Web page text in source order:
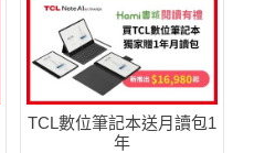
TCL數位筆記本送月讀包1
年